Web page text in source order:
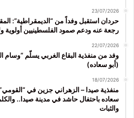
23/07/2026
حردان استقبل وفداً من “الديمقراطية”:
رجعة عنه ودعم صمود الفلسطينيين أولوية
22/07/2026
وفد من منفذية البقاع الغربي يسلّم “وسام
(أبو سعاده)
18/07/2026
منفذية صيدا – الزهراني جزين في
سعاده باحتفال حاشد في مدينة صيدا..
والثبات